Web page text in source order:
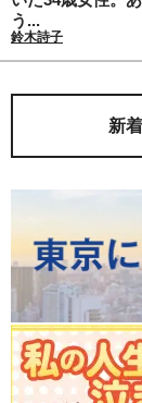
う...
鈴木詩子
新